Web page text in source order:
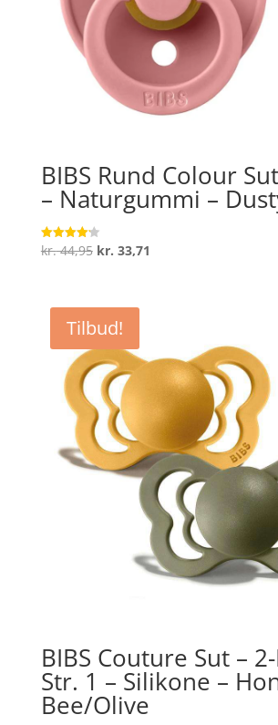
BIBS Rund Colour
– Naturgummi –
Vurderet
4.2
kr.44,95 Den
var:
kr. 44,95.
kr. 33,71
Tilbud!
BIBS Couture Sut –
Str. 1 – Silikone –
Bee/Olive